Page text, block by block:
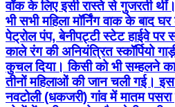
वॉक के लिए इसी रास्ते से गुजरती
भी सभी महिला मॉर्निंग वाक के बाद
पेट्रोल पंप, बेनीपट्टी स्टेट हाईवे
काले रंग की अनियंत्रित स्कॉर्पियो
कुचल दिया। किसी को भी सम्हलने का
तीनों महिलाओं की जान चली गई।
नवटोली (धकजरी) गांव में मातम